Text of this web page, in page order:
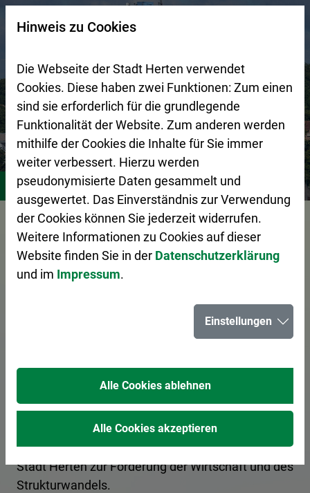
Zur Startseite (Schnelltaste 0)
Zum Seitenanfang springen (Schnelltaste A)
Zur Navigation/Menü springen (Schnelltaste M)
Zur Suche springen (Schnelltaste 8)
Zum Inhalt springen (Schnelltaste I)
Zum Fußbereich springen (Schnelltaste Z)
Stadtgestaltung HTVG
Vorlesen
HTVG mbH der
Stadt Herten
Die Gesellschaft für Technologieentwicklung und
Vermögensverwaltung der Stadt Herten mbH
(HTVG) ist ein Unternehmen im Eigentum der
Stadt Herten zur Förderung der Wirtschaft und des
Strukturwandels.
Suchseite mit Schnellsuche
Hinweis zu Cookies
Die Webseite der Stadt Herten verwendet
Cookies. Diese haben zwei Funktionen: Zum einen
sind sie erforderlich für die grundlegende
Funktionalität der Website. Zum anderen werden
mithilfe der Cookies die Inhalte für Sie immer
weiter verbessert. Hierzu werden
pseudonymisierte Daten gesammelt und
ausgewertet. Das Einverständnis zur Verwendung
der Cookies können Sie jederzeit widerrufen.
Weitere Informationen zu Cookies auf dieser
Website finden Sie in der Datenschutzerklärung
und im Impressum.
Einstellungen
Alle Cookies ablehnen
Alle Cookies akzeptieren